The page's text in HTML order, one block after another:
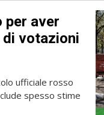
per aver
votazioni
ufficiale rosso
spesso stime